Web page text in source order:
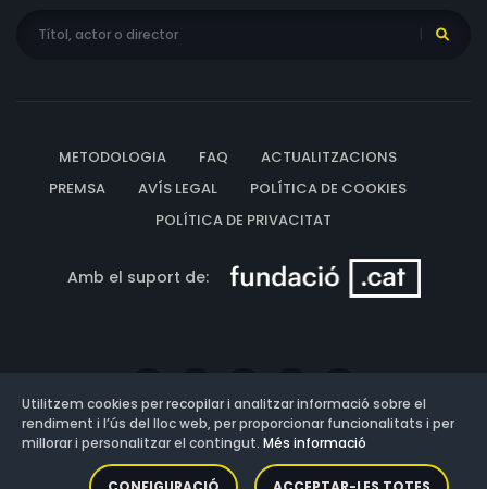
METODOLOGIA FAQ
ACTUALITZACIONS
PREMSA
AVÍS LEGAL
POLÍTICA DE COOKIES
POLÍTICA DE PRIVACITAT
Amb el suport de:
Versió: 3.13.0.202607011342
Utilitzem cookies per recopilar i analitzar informació sobre el
rendiment i l’ús del lloc web, per proporcionar funcionalitats i per
millorar i personalitzar el contingut. Més informació